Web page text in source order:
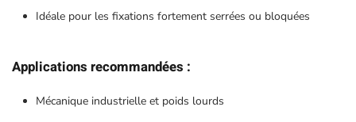
Idéale pour les fixations fortement serrées ou bloquées
Applications recommandées :
Mécanique industrielle et poids lourds